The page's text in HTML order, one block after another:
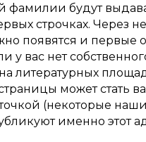
фамилии будут
строчках. Через
появятся и первые
у вас нет
литературных
может стать
(некоторые
именно этот